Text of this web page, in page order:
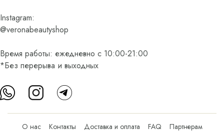
Instagram:
@veronabeautyshop
Время работы: ежедневно с 10:00-21:00
*Без перерыва и выходных
О нас Контакты Доставка и оплата FAQ Партнерам